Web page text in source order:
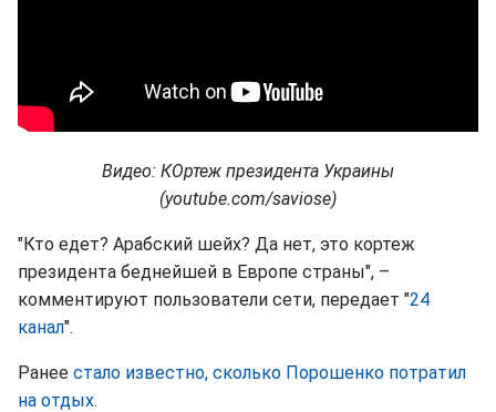
Видео: КОртеж президента Украины
(youtube.com/saviose)
"Кто едет? Арабский шейх? Да нет, это кортеж
президента беднейшей в Европе страны", –
комментируют пользователи сети, передает "24
канал".
Ранее стало известно, сколько Порошенко потратил
на отдых.